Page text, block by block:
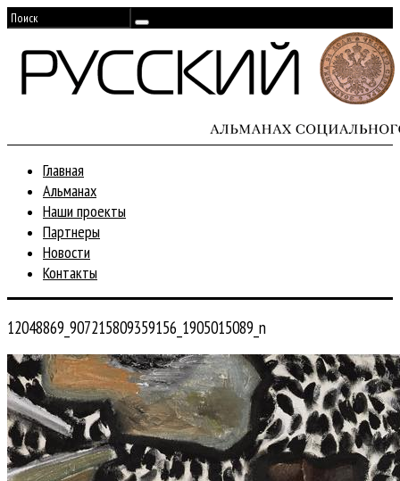
Главная
Альманах
Наши проекты
Партнеры
Новости
Контакты
12048869_907215809359156_1905015089_n